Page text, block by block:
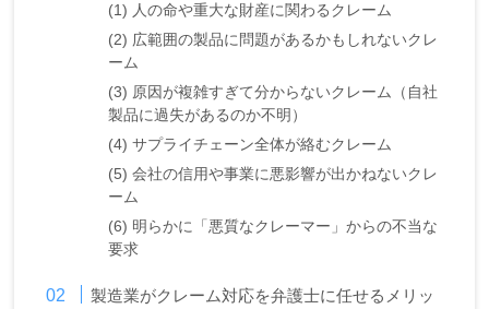
(1) 人の命や重大な財産に関わるクレーム
(2) 広範囲の製品に問題があるかもしれないクレ
ーム
(3) 原因が複雑すぎて分からないクレーム（自社
製品に過失があるのか不明）
(4) サプライチェーン全体が絡むクレーム
(5) 会社の信用や事業に悪影響が出かねないクレ
ーム
(6) 明らかに「悪質なクレーマー」からの不当な
要求
製造業がクレーム対応を弁護士に任せるメリッ